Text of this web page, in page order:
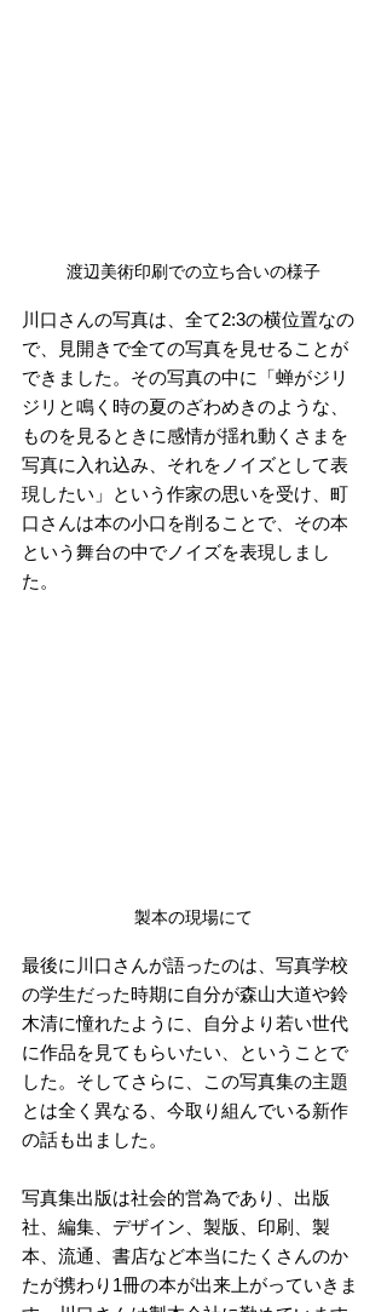
渡辺美術印刷での立ち合いの様子
川口さんの写真は、全て2:3の横位置なの
で、見開きで全ての写真を見せることが
できました。その写真の中に「蝉がジリ
ジリと鳴く時の夏のざわめきのような、
ものを見るときに感情が揺れ動くさまを
写真に入れ込み、それをノイズとして表
現したい」という作家の思いを受け、町
口さんは本の小口を削ることで、その本
という舞台の中でノイズを表現しまし
た。
製本の現場にて
最後に川口さんが語ったのは、写真学校
の学生だった時期に自分が森山大道や鈴
木清に憧れたように、自分より若い世代
に作品を見てもらいたい、ということで
した。そしてさらに、この写真集の主題
とは全く異なる、今取り組んでいる新作
の話も出ました。
写真集出版は社会的営為であり、出版
社、編集、デザイン、製版、印刷、製
本、流通、書店など本当にたくさんのか
たが携わり1冊の本が出来上がっていきま